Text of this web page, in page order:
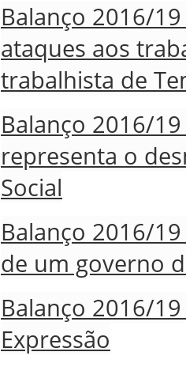
Balanço 2016/
ataques aos
trabalhista de
Balanço 2016/
representa o
Social
Balanço 2016/
de um governo
Balanço 2016/
Expressão